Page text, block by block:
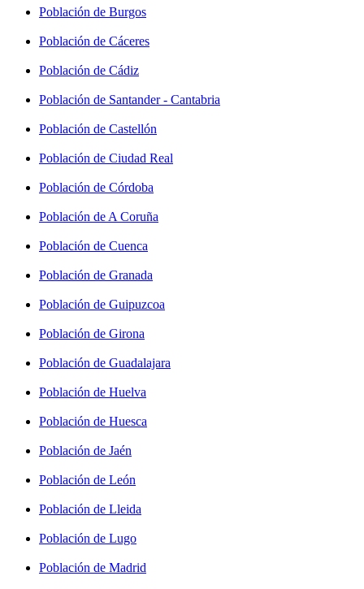
Población de Burgos
Población de Cáceres
Población de Cádiz
Población de Santander - Cantabria
Población de Castellón
Población de Ciudad Real
Población de Córdoba
Población de A Coruña
Población de Cuenca
Población de Granada
Población de Guipuzcoa
Población de Girona
Población de Guadalajara
Población de Huelva
Población de Huesca
Población de Jaén
Población de León
Población de Lleida
Población de Lugo
Población de Madrid